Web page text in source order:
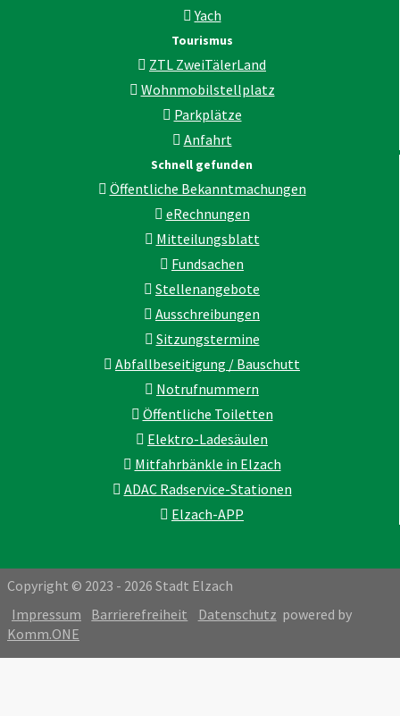
Yach
Tourismus
ZTL ZweiTälerLand
Wohnmobilstellplatz
Parkplätze
Anfahrt
Schnell gefunden
Öffentliche Bekanntmachungen
eRechnungen
Mitteilungsblatt
Fundsachen
Stellenangebote
Ausschreibungen
Sitzungstermine
Abfallbeseitigung / Bauschutt
Notrufnummern
Öffentliche Toiletten
Elektro-Ladesäulen
Mitfahrbänkle in Elzach
ADAC Radservice-Stationen
Elzach-APP
Copyright © 2023 - 2026 Stadt Elzach
Impressum
Barrierefreiheit Datenschutz powered by
Komm.ONE